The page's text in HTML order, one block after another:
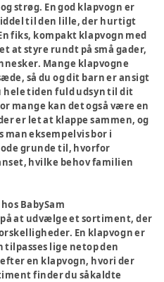
strøg. En god klapvogn er
til den lille, der hurtigt
fiks, kompakt klapvogn med
at styre rundt på små gader,
Mange klapvogne
så du og dit barn er ansigt
hele tiden fuld udsyn til dit
mange kan det også være en
er let at klappe sammen, og
eksempelvis bor i
grunde til, hvorfor
hvilke behov familien
BabySam
på at udvælge et sortiment, der
En klapvogn er
lige netop den
en klapvogn, hvori der
finder du såkaldte